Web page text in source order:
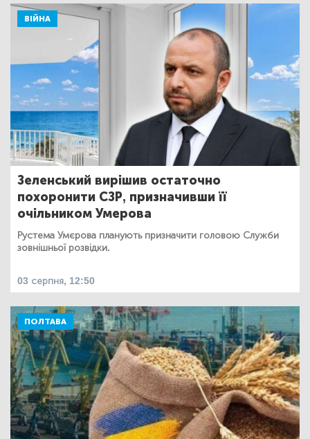
ВІЙНА
Зеленський вирішив остаточно
похоронити СЗР, призначивши її
очільником Умерова
Рустема Умєрова планують призначити головою Служби
зовнішньої розвідки.
03 серпня, 12:50
ПОЛТАВА